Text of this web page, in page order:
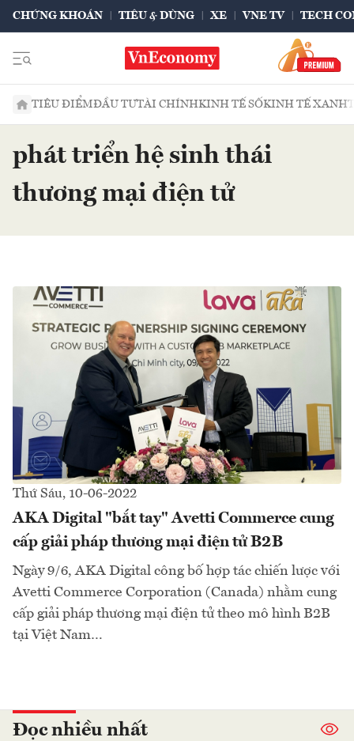
CHỨNG KHOÁN TIÊU & DÙNG XE VNE TV TECH
TIÊU ĐIỂMĐẦU TƯTÀI CHÍNHKINH TẾ SỐKINH TẾ XANH
phát triển hệ sinh thái
thương mại điện tử
Thứ Sáu, 10-06-2022
AKA Digital "bắt tay" Avetti Commerce cung
cấp giải pháp thương mại điện tử B2B
Ngày 9/6, AKA Digital công bố hợp tác chiến lược với
Avetti Commerce Corporation (Canada) nhằm cung
cấp giải pháp thương mại điện tử theo mô hình B2B
tại Việt Nam…
Đọc nhiều nhất